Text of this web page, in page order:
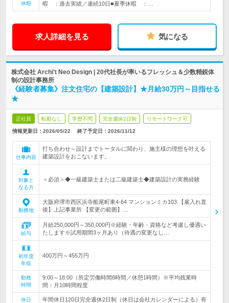
休暇
暇 ：過去実績／連続10日■夏季休暇 ：…
求人詳細を見る 気になる
株式会社 Archi't Neo Design | 20代社長が率いるフレッシュ＆少数精鋭体
制の設計事務所
《経験者募集》注文住宅の【建築設計】★月給30万円～目指せる
★
正社員 転勤なし 学歴不問 完全週休2日制 リモートワーク可
情報更新日：2026/05/22 終了予定日： 2026/11/12
仕事内容
打ち合わせ～設計までトータルに関わり、施主様の理想を叶える
建築設計をおこないます。
対象と
なる方
＜必須＞◆一級建築士または二級建築士◆建築設計の実務経験
勤務地
大阪府堺市西区浜寺船尾町東4-64 マンションミカ103 【雇入れ直
後】上記事業所 【変更の範囲】…
給与
月給250,000円～350,000円※経験・年齢・資格など考慮し優遇い
たします※試用期間3ヶ月あり（待遇の変更なし…
初年度
年収
400万円～455万円
勤務
時間
9:00～18:00（所定労働時間8時間／休憩1時間）※平均残業時
間：月10時間程度
休日
年間休日120日完全週休2日制（休日は会社カレンダーによる）有